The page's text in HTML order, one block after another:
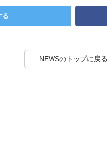
る
NEWSのトップに戻る